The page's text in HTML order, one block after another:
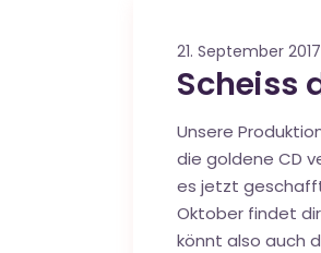
21. September 2017
Scheiss
Unsere
die goldene CD
es jetzt
Oktober findet
könnt also auch